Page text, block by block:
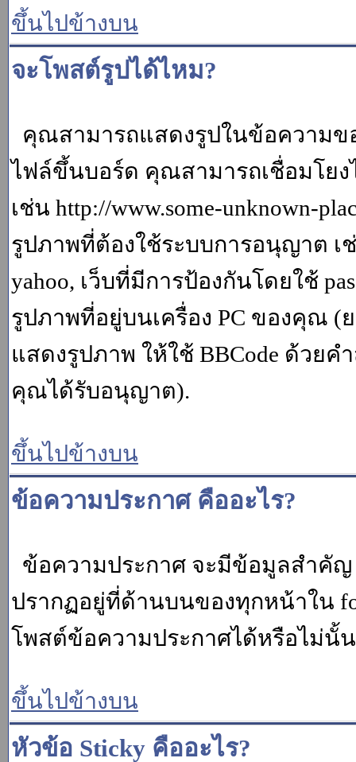
ขึ้นไปข้างบน
จะโพสต์รูปได้ไหม?
คุณสามารถแสดงรูปในข้อความ
ไฟล์ขึ้นบอร์ด คุณสามารถเชื่อมโยง
เช่น http://www.some-unknown-
รูปภาพที่ต้องใช้ระบบการอนุญาต เ
yahoo, เว็บที่มีการป้องกันโดยใช้
รูปภาพที่อยู่บนเครื่อง PC ของคุณ (
แสดงรูปภาพ ให้ใช้ BBCode ด้วย
คุณได้รับอนุญาต).
ขึ้นไปข้างบน
ข้อความประกาศ คืออะไร?
ข้อความประกาศ จะมีข้อมูลสำคั
ปรากฏอยู่ที่ด้านบนของทุกหน้าใน
โพสต์ข้อความประกาศได้หรือไม่นั้
ขึ้นไปข้างบน
หัวข้อ Sticky คืออะไร?